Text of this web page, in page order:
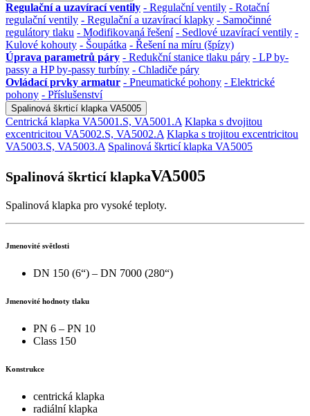
Regulační a uzavírací ventily - Regulační ventily - Rotační
regulační ventily - Regulační a uzavírací klapky - Samočinné
regulátory tlaku - Modifikovaná řešení - Sedlové uzavírací ventily -
Kulové kohouty - Šoupátka - Řešení na míru (špízy)
Úprava parametrů páry - Redukční stanice tlaku páry - LP by-
passy a HP by-passy turbíny - Chladiče páry
Ovládací prvky armatur - Pneumatické pohony - Elektrické
pohony - Příslušenství
Spalinová škrticí klapka VA5005
Centrická klapka VA5001.S, VA5001.A Klapka s dvojitou
excentricitou VA5002.S, VA5002.A Klapka s trojitou excentricitou
VA5003.S, VA5003.A Spalinová škrticí klapka VA5005
Spalinová škrticí klapkaVA5005
Spalinová klapka pro vysoké teploty.
Jmenovité světlosti
DN 150 (6“) – DN 7000 (280“)
Jmenovité hodnoty tlaku
PN 6 – PN 10
Class 150
Konstrukce
centrická klapka
radiální klapka